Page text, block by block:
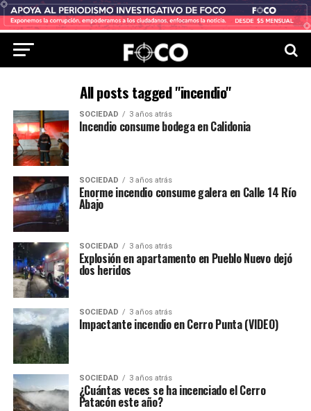
All posts tagged "incendio"
SOCIEDAD 3 años atrás
Incendio consume bodega en Calidonia
SOCIEDAD 3 años atrás
Enorme incendio consume galera en Calle 14 Río
Abajo
SOCIEDAD 3 años atrás
Explosión en apartamento en Pueblo Nuevo dejó
dos heridos
SOCIEDAD 3 años atrás
Impactante incendio en Cerro Punta (VIDEO)
SOCIEDAD 3 años atrás
¿Cuántas veces se ha incenciado el Cerro
Patacón este año?